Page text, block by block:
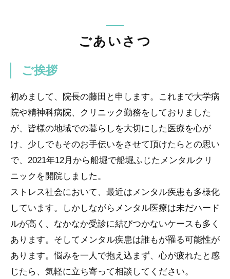
ごあいさつ
ご挨拶
初めまして、院長の藤田と申します。これまで大学病
院や精神科病院、クリニック勤務をしておりました
が、皆様の地域での暮らしを大切にした医療を心が
け、少しでもそのお手伝いをさせて頂けたらとの思い
で、2021年12月から船堀で船堀ふじたメンタルクリ
ニックを開院しました。
ストレス社会において、最近はメンタル疾患も多様化
しています。しかしながらメンタル医療は未だハード
ルが高く、なかなか受診に結びつかないケースも多く
あります。そしてメンタル疾患は誰もが罹る可能性が
あります。悩みを一人で抱え込まず、心が疲れたと感
じたら、気軽に立ち寄って相談してください。